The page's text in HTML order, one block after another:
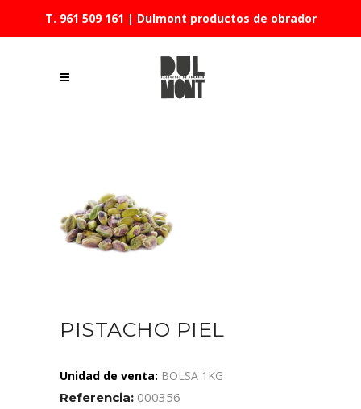
T. 961 509 161 | Dulmont productos de obrador
PISTACHO PIEL
Unidad de venta: BOLSA 1KG
Referencia: 000356